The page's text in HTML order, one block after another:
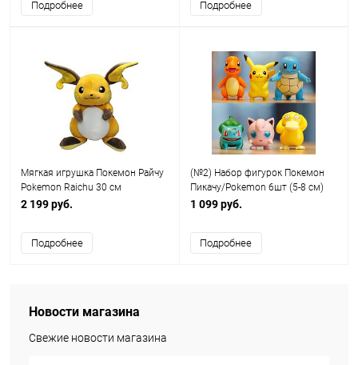
Подробнее Подробнее
Мягкая игрушка Покемон Райчу
Pokemon Raichu 30 см
2 199 руб.
Подробнее
(№2) Набор фигурок Покемон
Пикачу/Pokemon 6шт (5-8 см)
1 099 руб.
Подробнее
Новости магазина
Свежие новости магазина